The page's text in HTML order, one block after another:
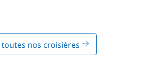
nos croisières